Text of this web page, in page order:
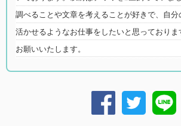
調べることや文章を考えることが好きで、自
活かせるようなお仕事をしたいと思っておりま
お願いいたします。